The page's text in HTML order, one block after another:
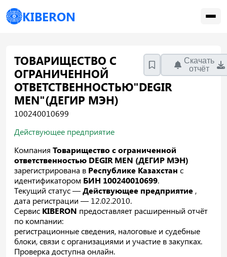
KIBERON
ТОВАРИЩЕСТВО С
ОГРАНИЧЕННОЙ
ОТВЕТСТВЕННОСТЬЮ"DEGIR
MEN"(ДЕГИР МЭН)
100240010699
Скачать
отчёт
Действующее предприятие
Компания Товарищество с ограниченной
ответственностью DEGIR MEN (ДЕГИР МЭН)
зарегистрирована в Республике Казахстан с
идентификатором БИН 100240010699.
Текущий статус —Действующее предприятие ,
дата регистрации — 12.02.2010.
Сервис KIBERON предоставляет расширенный отчёт
по компании:
регистрационные сведения, налоговые и судебные
блоки, связи с организациями и участие в закупках.
Проверка доступна онлайн.